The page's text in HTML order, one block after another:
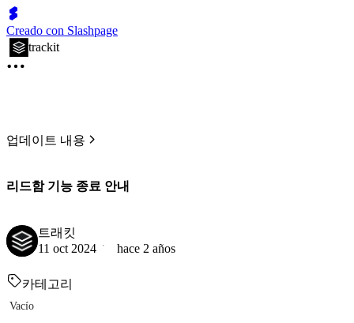
Creado con Slashpage
trackit
업데이트 내용
리드함 기능 종료 안내
트래킷
11 oct 2024
hace 2 años
카테고리
Vacío